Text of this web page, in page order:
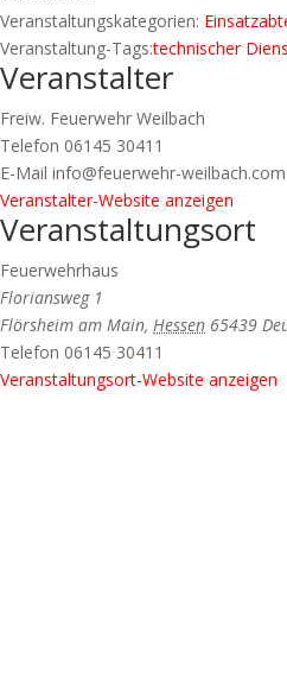
Veranstaltungskategorien:
Veranstaltung-Tags:technischer
Veranstalter
Freiw. Feuerwehr Weilbach
Telefon 06145 30411
E-Mail info@feuerwehr-weilbach.com
Veranstalter-Website anzeigen
Veranstaltungsort
Feuerwehrhaus
Floriansweg 1
Flörsheim am Main, Hessen 65439
Telefon 06145 30411
Veranstaltungsort-Website anzeigen